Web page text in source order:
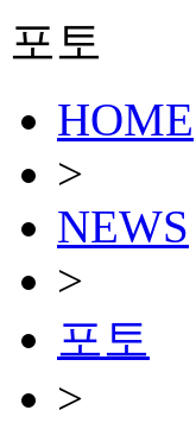
포토
HOME
>
NEWS
>
포토
>